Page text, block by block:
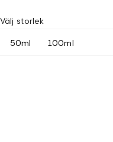
Välj storlek
50ml 100ml